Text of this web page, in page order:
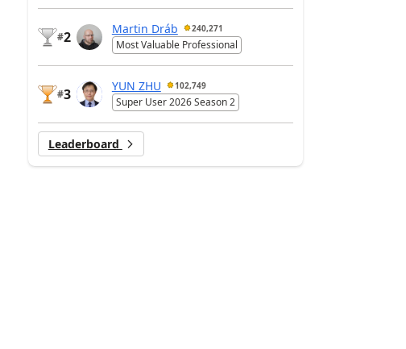
#2
Martin Dráb 240,271
Most Valuable Professional
#3
YUN ZHU 102,749
Super User 2026 Season 2
Leaderboard